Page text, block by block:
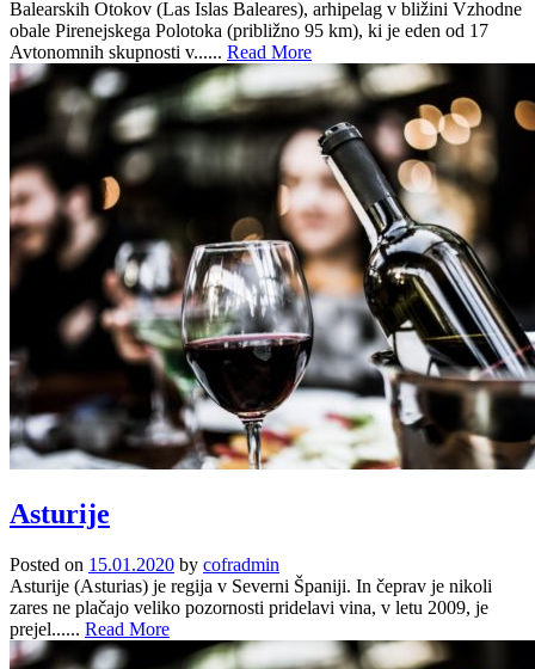
Balearskih Otokov (Las Islas Baleares), arhipelag v bližini Vzhodne
obale Pirenejskega Polotoka (približno 95 km), ki je eden od 17
Avtonomnih skupnosti v...... Read More
Asturije
Posted on 15.01.2020 by cofradmin
Asturije (Asturias) je regija v Severni Španiji. In čeprav je nikoli
zares ne plačajo veliko pozornosti pridelavi vina, v letu 2009, je
prejel...... Read More